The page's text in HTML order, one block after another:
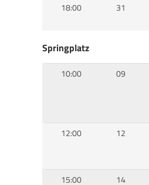
18:00 31
Springplatz
10:00 09
12:00 12
15:00 14